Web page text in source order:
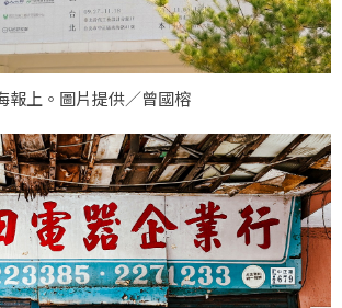
報上。圖片提供／曾國榕